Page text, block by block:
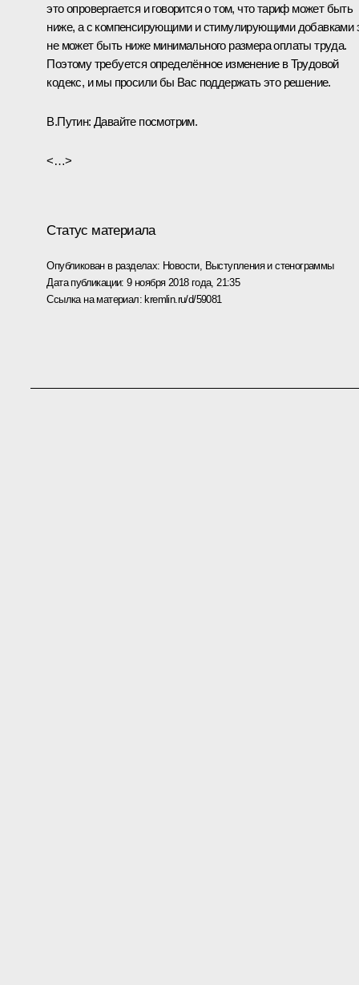
это опровергается и говорится о том, что тариф может быть
ниже, а с компенсирующими и стимулирующими добавками
не может быть ниже минимального размера оплаты труда.
Поэтому требуется определённое изменение в Трудовой
кодекс, и мы просили бы Вас поддержать это решение.
В.Путин: Давайте посмотрим.
<…>
Статус материала
Опубликован в разделах: Новости, Выступления и стенограммы
Дата публикации:9 ноября 2018 года, 21:35
Ссылка на материал: kremlin.ru/d/59081